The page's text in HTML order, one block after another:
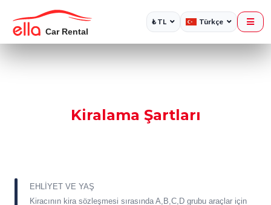
₺ TL Türkçe
Kiralama Şartları
EHLİYET VE YAŞ
Kiracının kira sözleşmesi sırasında A,B,C,D grubu araçlar için